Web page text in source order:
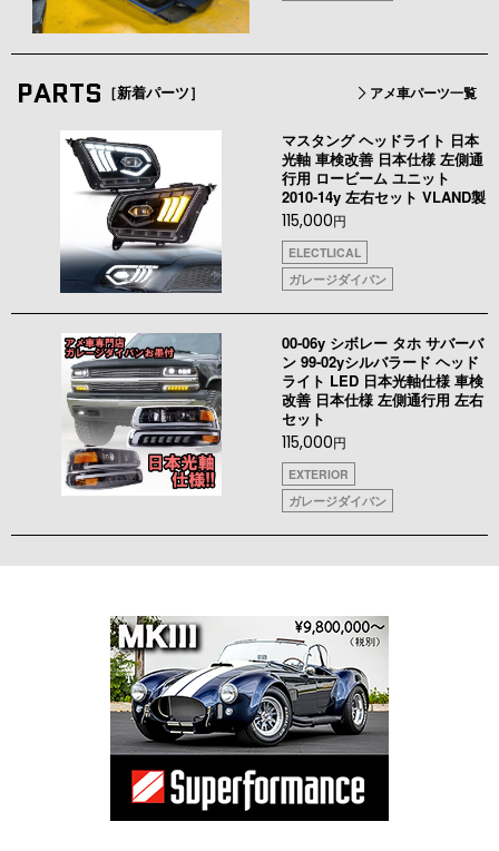
PARTS ［新着パーツ］ アメ車パーツ一覧
マスタング ヘッドライト 日本
光軸 車検改善 日本仕様 左側通
行用 ロービーム ユニット
2010-14y 左右セット VLAND製
115,000円
ELECTLICAL
ガレージダイバン
00-06y シボレー タホ サバーバ
ン 99-02yシルバラード ヘッド
ライト LED 日本光軸仕様 車検
改善 日本仕様 左側通行用 左右
セット
115,000円
EXTERIOR
ガレージダイバン